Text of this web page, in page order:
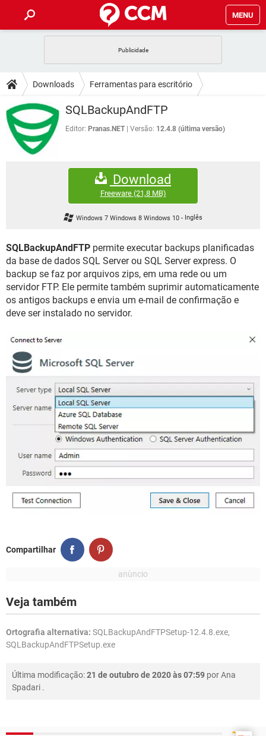
MENU
CELULAR FACEBOOK
OUTLOOK EXCEL
INSTAGRAM GMAIL
GUIA DE COMPRAS
DICAS
JOGOS
CELULAR
OUTLOOK
DOWNLOADS
JOGOS WHATSAPP
CELULAR
EXCEL
GMAIL
FÓRUM
FACEBOOK
EXCEL
GMAIL
WHATSAPP
INSTAGRAM GMAIL
GUIA DE COMPRAS
Downloads Ferramentas para escritório
Banco de dados SQLBackupAndFTP
Editor: Pranas.NET Versão: 12.4.8 (última versão)
Download
Freeware(21,8 MB)
Windows 7 Windows 8 Windows 10 - Inglês
SQLBackupAndFTP permite executar backups planificadas
da base de dados SQL Server ou SQL Server express. O
backup se faz por arquivos zips, em uma rede ou um
servidor FTP. Ele permite também suprimir automaticamente
os antigos backups e envia um e-mail de confirmação e
deve ser instalado no servidor.
Compartilhar
Veja também
Ortografia alternativa: SQLBackupAndFTPSetup-12.4.8.exe,
SQLBackupAndFTPSetup.exe
Última modificação:21 de outubro de 2020 às 07:59 porAna
Spadari .